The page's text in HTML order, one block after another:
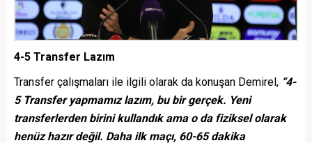
4-5 Transfer Lazım
Transfer çalışmaları ile ilgili olarak da konuşan Demirel, “4-
5 Transfer yapmamız lazım, bu bir gerçek. Yeni
transferlerden birini kullandık ama o da fiziksel olarak
henüz hazır değil. Daha ilk maçı, 60-65 dakika